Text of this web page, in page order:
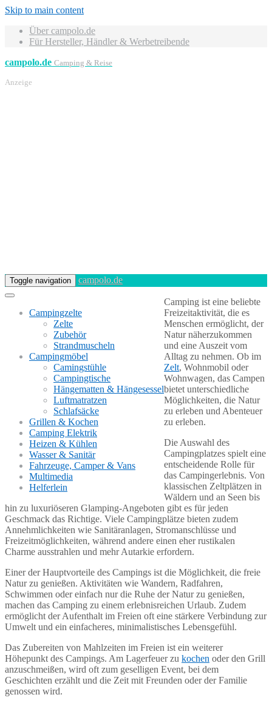
Skip to main content
Über campolo.de
Für Hersteller, Händler & Werbetreibende
campolo.de Camping & Reise
Anzeige
Toggle navigation campolo.de
Campingzelte
Zelte
Zubehör
Strandmuscheln
Campingmöbel
Camingstühle
Campingtische
Hängematten & Hängesessel
Luftmatratzen
Schlafsäcke
Grillen & Kochen
Camping Elektrik
Heizen & Kühlen
Wasser & Sanitär
Fahrzeuge, Camper & Vans
Multimedia
Helferlein
Camping ist eine beliebte
Freizeitaktivität, die es
Menschen ermöglicht, der
Natur näherzukommen
und eine Auszeit vom
Alltag zu nehmen. Ob im
Zelt, Wohnmobil oder
Wohnwagen, das Campen
bietet unterschiedliche
Möglichkeiten, die Natur
zu erleben und Abenteuer
zu erleben.
Die Auswahl des
Campingplatzes spielt eine
entscheidende Rolle für
das Campingerlebnis. Von
klassischen Zeltplätzen in
Wäldern und an Seen bis
hin zu luxuriöseren Glamping-Angeboten gibt es für jeden
Geschmack das Richtige. Viele Campingplätze bieten zudem
Annehmlichkeiten wie Sanitäranlagen, Stromanschlüsse und
Freizeitmöglichkeiten, während andere einen eher rustikalen
Charme ausstrahlen und mehr Autarkie erfordern.
Einer der Hauptvorteile des Campings ist die Möglichkeit, die freie
Natur zu genießen. Aktivitäten wie Wandern, Radfahren,
Schwimmen oder einfach nur die Ruhe der Natur zu genießen,
machen das Camping zu einem erlebnisreichen Urlaub. Zudem
ermöglicht der Aufenthalt im Freien oft eine stärkere Verbindung zur
Umwelt und ein einfacheres, minimalistisches Lebensgefühl.
Das Zubereiten von Mahlzeiten im Freien ist ein weiterer
Höhepunkt des Campings. Am Lagerfeuer zu kochen oder den Grill
anzuschmeißen, wird oft zum geselligen Event, bei dem
Geschichten erzählt und die Zeit mit Freunden oder der Familie
genossen wird.